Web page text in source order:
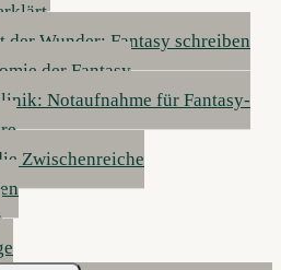
der Wunder: Fantasy schreiben
der Fantasy
Notaufnahme für Fantasy-
Zwischenreiche